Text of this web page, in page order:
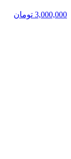
3,000,000 تومان